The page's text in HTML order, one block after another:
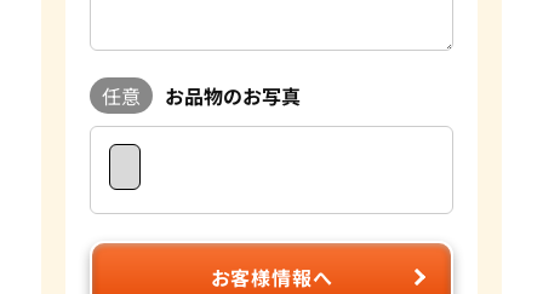
任意 お品物のお写真
お客様情報へ